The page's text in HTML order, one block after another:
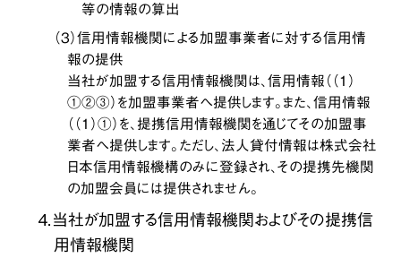
等の情報の算出
（３）信用情報機関による加盟事業者に対する信用情
報の提供
当社が加盟する信用情報機関は、信用情報（（１）
①②③）を加盟事業者へ提供します。また、信用情報
（（１）①）を、提携信用情報機関を通じてその加盟事
業者へ提供します。ただし、法人貸付情報は株式会社
日本信用情報機構のみに登録され、その提携先機関
の加盟会員には提供されません。
４．当社が加盟する信用情報機関およびその提携信
用情報機関